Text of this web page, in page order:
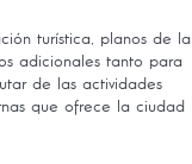
turística, planos de la
adicionales tanto para
de las actividades
que ofrece la ciudad